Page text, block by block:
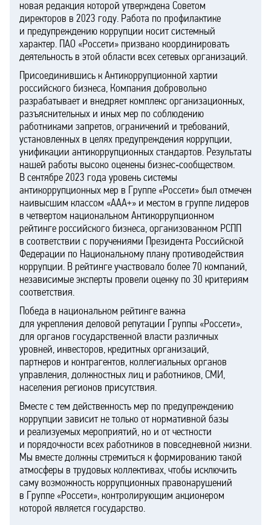
новая редакция которой утверждена Советом
директоров в 2023 году. Работа по профилактике
и предупреждению коррупции носит системный
характер. ПАО «Россети» призвано координировать
деятельность в этой области всех сетевых организаций.
Присоединившись к Антикоррупционной хартии
российского бизнеса, Компания добровольно
разрабатывает и внедряет комплекс организационных,
разъяснительных и иных мер по соблюдению
работниками запретов, ограничений и требований,
установленных в целях предупреждения коррупции,
унификации антикоррупционных стандартов. Результаты
нашей работы высоко оценены бизнес‑сообществом.
В сентябре 2023 года уровень системы
антикоррупционных мер в Группе «Россети» был отмечен
наивысшим классом «ААА+» и местом в группе лидеров
в четвертом национальном Антикоррупционном
рейтинге российского бизнеса, организованном РСПП
в соответствии с поручениями Президента Российской
Федерации по Национальному плану противодействия
коррупции. В рейтинге участвовало более 70 компаний,
независимые эксперты провели оценку по 30 критериям
соответствия.
Победа в национальном рейтинге важна
для укрепления деловой репутации Группы «Россети»,
для органов государственной власти различных
уровней, инвесторов, кредитных организаций,
партнеров и контрагентов, коллегиальных органов
управления, должностных лиц и работников, СМИ,
населения регионов присутствия.
Вместе с тем действенность мер по предупреждению
коррупции зависит не только от нормативной базы
и реализуемых мероприятий, но и от честности
и порядочности всех работников в повседневной жизни.
Мы вместе должны стремиться к формированию такой
атмосферы в трудовых коллективах, чтобы исключить
саму возможность коррупционных правонарушений
в Группе «Россети», контролирующим акционером
которой является государство.